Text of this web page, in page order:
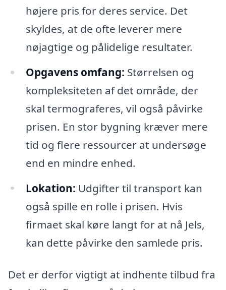
højere pris for deres service. Det
skyldes, at de ofte leverer mere
nøjagtige og pålidelige resultater.
Opgavens omfang: Størrelsen og
kompleksiteten af det område, der
skal termograferes, vil også påvirke
prisen. En stor bygning kræver mere
tid og flere ressourcer at undersøge
end en mindre enhed.
Lokation: Udgifter til transport kan
også spille en rolle i prisen. Hvis
firmaet skal køre langt for at nå Jels,
kan dette påvirke den samlede pris.
Det er derfor vigtigt at indhente tilbud fra